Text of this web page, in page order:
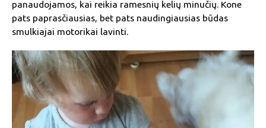
panaudojamos, kai reikia ramesnių kelių minučių. Kone
pats paprasčiausias, bet pats naudingiausias būdas
smulkiajai motorikai lavinti.